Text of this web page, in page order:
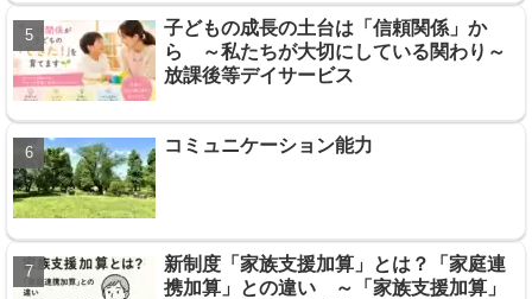
子どもの成長の土台は「信頼関係」か
ら ～私たちが大切にしている関わり～
放課後等デイサービス
コミュニケーション能力
新制度「家族支援加算」とは？「家庭連
携加算」との違い ～「家族支援加算」